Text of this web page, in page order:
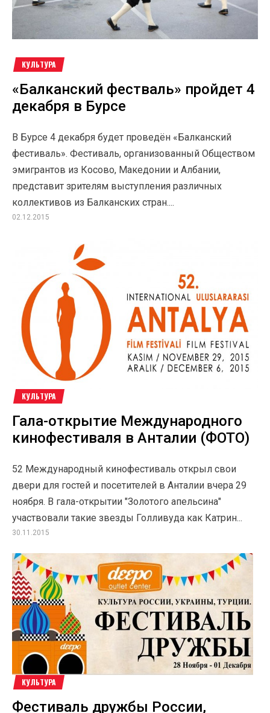
КУЛЬТУРА
«Балканский фестваль» пройдет 4
декабря в Бурсе
В Бурсе 4 декабря будет проведён «Балканский
фестиваль». Фестиваль, организованный Обществом
эмигрантов из Косово, Македонии и Албании,
представит зрителям выступления различных
коллективов из Балканских стран....
02.12.2015
КУЛЬТУРА
Гала-открытие Международного
кинофестиваля в Анталии (ФОТО)
52 Международный кинофестиваль открыл свои
двери для гостей и посетителей в Анталии вчера 29
ноября. В гала-открытии "Золотого апельсина"
участвовали такие звезды Голливуда как Катрин...
30.11.2015
КУЛЬТУРА
Фестиваль дружбы России,